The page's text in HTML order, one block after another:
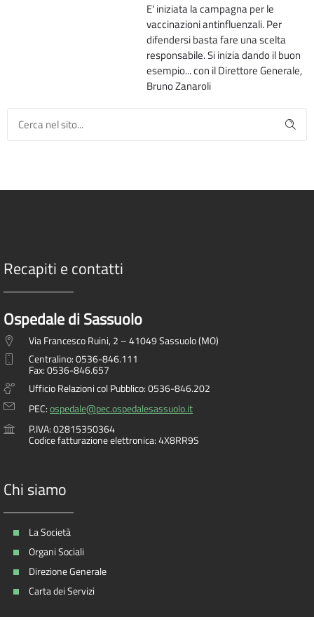
E' iniziata la campagna per le
vaccinazioni antinfluenzali. Per
difendersi basta fare una scelta
responsabile. Si inizia dando il buon
esempio... con il Direttore Generale,
Bruno Zanaroli
Recapiti e contatti
Ospedale di Sassuolo
Via Francesco Ruini, 2 – 41049 Sassuolo (MO)
Centralino: 0536-846.111
Fax: 0536-846.657
Ufficio Relazioni col Pubblico: 0536-846.202
PEC:ospedale@pec.ospedalesassuolo.it
P.IVA: 02815350364
Codice fatturazione elettronica: 4X8RR9S
Chi siamo
La Società
Organi Sociali
Direzione Generale
Carta dei Servizi